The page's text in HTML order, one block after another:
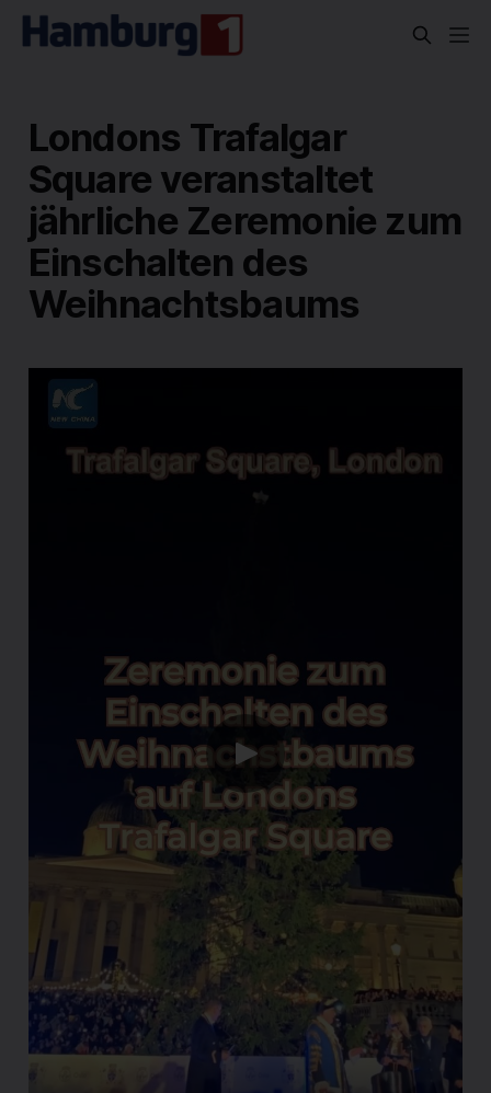
Londons Trafalgar
Square veranstaltet
jährliche Zeremonie zum
Einschalten des
Weihnachtsbaums